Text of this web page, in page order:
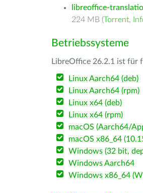
libreoffice-
224 MB (Torrent,
Betriebssysteme
LibreOffice 26.2.1 ist für
Linux Aarch64 (deb)
Linux Aarch64 (rpm)
Linux x64 (deb)
Linux x64 (rpm)
macOS (Aarch64/
macOS x86_64
Windows (32 bit,
Windows Aarch64
Windows x86_64